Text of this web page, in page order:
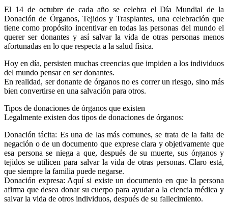
El 14 de octubre de cada año se celebra el Día Mundial de la
Donación de Órganos, Tejidos y Trasplantes, una celebración que
tiene como propósito incentivar en todas las personas del mundo el
querer ser donantes y así salvar la vida de otras personas menos
afortunadas en lo que respecta a la salud física.
Hoy en día, persisten muchas creencias que impiden a los individuos
del mundo pensar en ser donantes.
En realidad, ser donante de órganos no es correr un riesgo, sino más
bien convertirse en una salvación para otros.
Tipos de donaciones de órganos que existen
Legalmente existen dos tipos de donaciones de órganos:
Donación tácita: Es una de las más comunes, se trata de la falta de
negación o de un documento que exprese clara y objetivamente que
esa persona se niega a que, después de su muerte, sus órganos y
tejidos se utilicen para salvar la vida de otras personas. Claro está,
que siempre la familia puede negarse.
Donación expresa: Aquí si existe un documento en que la persona
afirma que desea donar su cuerpo para ayudar a la ciencia médica y
salvar la vida de otros individuos, después de su fallecimiento.